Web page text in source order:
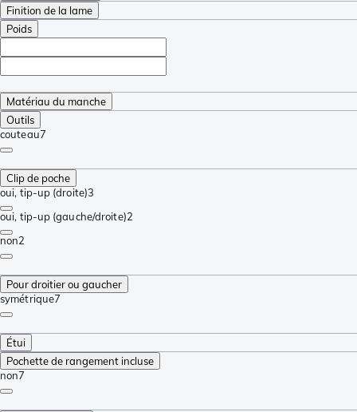
Finition de la lame
Poids
Matériau du manche
Outils
couteau7
Clip de poche
oui, tip-up (droite)3
oui, tip-up (gauche/droite)2
non2
Pour droitier ou gaucher
symétrique7
Étui
Pochette de rangement incluse
non7